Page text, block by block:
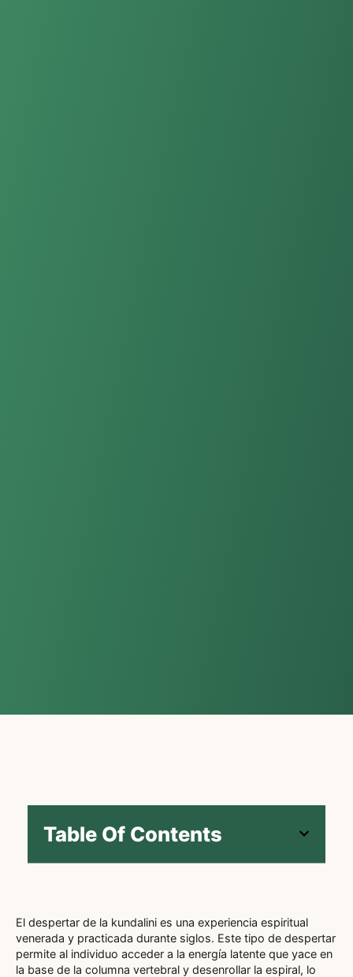
Table Of Contents
El despertar de la kundalini es una experiencia espiritual
venerada y practicada durante siglos. Este tipo de despertar
permite al individuo acceder a la energía latente que yace en
la base de la columna vertebral y desenrollar la espiral, lo